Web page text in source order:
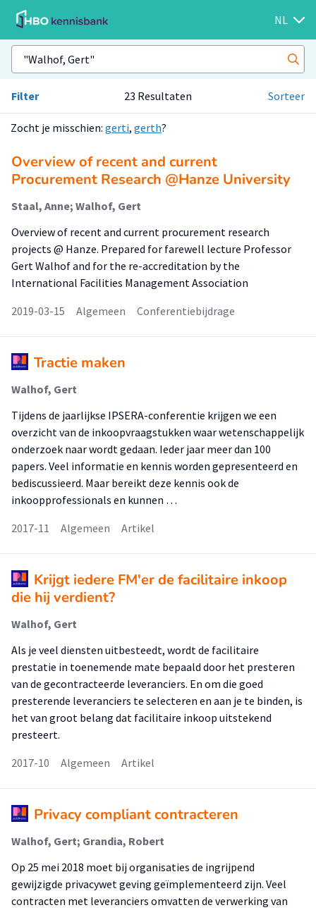
NL
Filter 23 Resultaten Sorteer
Zocht je misschien: gerti, gerth?
Overview of recent and current
Procurement Research @Hanze University
Staal, Anne; Walhof, Gert
Overview of recent and current procurement research
projects @ Hanze. Prepared for farewell lecture Professor
Gert Walhof and for the re-accreditation by the
International Facilities Management Association
2019-03-15
Algemeen Conferentiebijdrage
Tractie maken
Walhof, Gert
Tijdens de jaarlijkse IPSERA-conferentie krijgen we een
overzicht van de inkoopvraagstukken waar wetenschappelijk
onderzoek naar wordt gedaan. Ieder jaar meer dan 100
papers. Veel informatie en kennis worden gepresenteerd en
bediscussieerd. Maar bereikt deze kennis ook de
inkoopprofessionals en kunnen …
2017-11
Algemeen Artikel
Krijgt iedere FM'er de facilitaire inkoop
die hij verdient?
Walhof, Gert
Als je veel diensten uitbesteedt, wordt de facilitaire
prestatie in toenemende mate bepaald door het presteren
van de gecontracteerde leveranciers. En om die goed
presterende leveranciers te selecteren en aan je te binden, is
het van groot belang dat facilitaire inkoop uitstekend
presteert.
2017-10
Algemeen Artikel
Privacy compliant contracteren
Walhof, Gert; Grandia, Robert
Op 25 mei 2018 moet bij organisaties de ingrijpend
gewijzigde privacywet geving geïmplementeerd zijn. Veel
contracten met leveranciers omvatten de verwerking van